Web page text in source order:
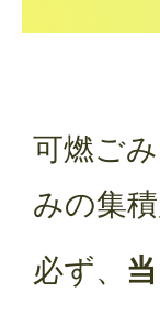
可燃ご
みの集
必ず、